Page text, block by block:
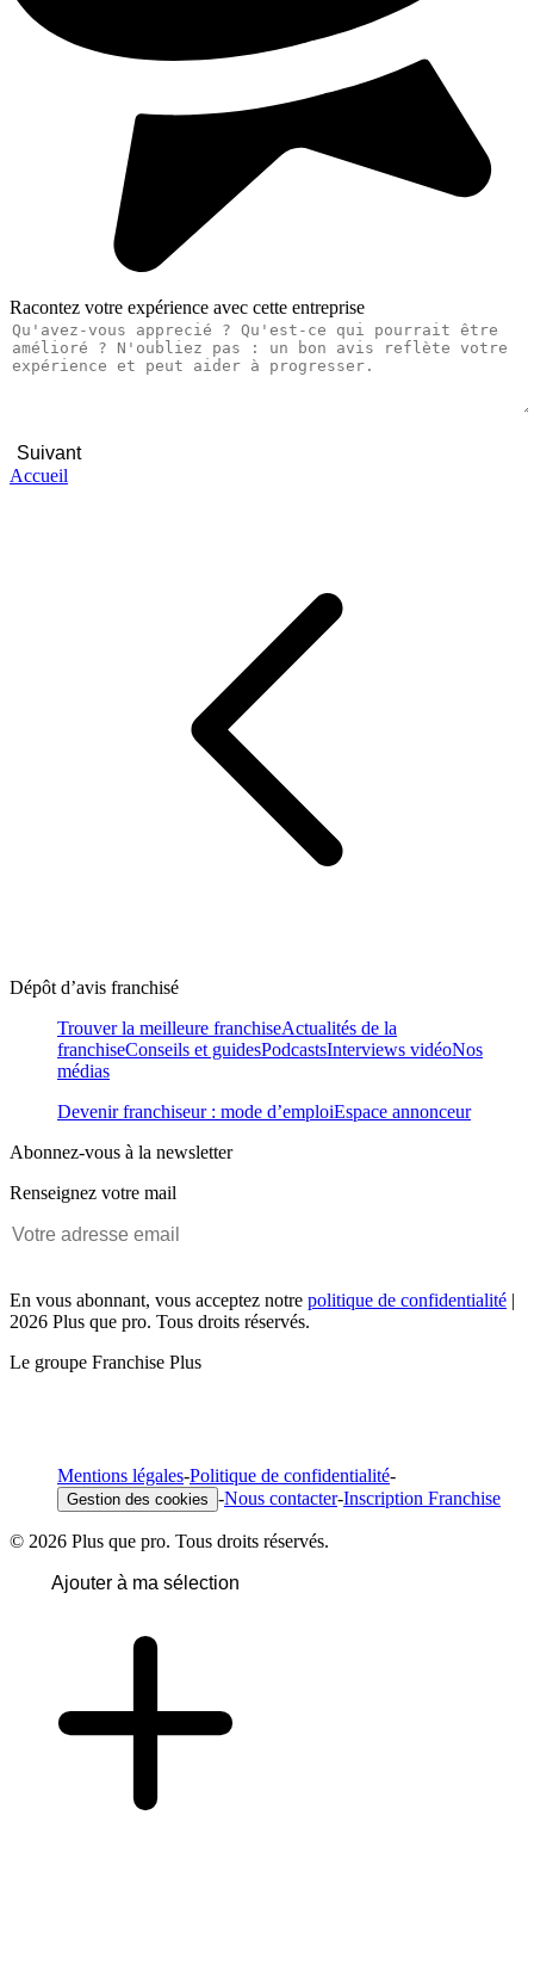
Racontez votre expérience avec cette entreprise
Suivant
Accueil
Dépôt d’avis franchisé
Trouver la meilleure franchiseActualités de la
franchiseConseils et guidesPodcastsInterviews vidéoNos
médias
Devenir franchiseur : mode d’emploiEspace annonceur
Abonnez-vous à la newsletter
Renseignez votre mail
En vous abonnant, vous acceptez notre politique de confidentialité |
2026 Plus que pro. Tous droits réservés.
Le groupe Franchise Plus
Mentions légales-Politique de confidentialité-
Gestion des cookies -Nous contacter-Inscription Franchise
© 2026 Plus que pro. Tous droits réservés.
Ajouter à ma sélection